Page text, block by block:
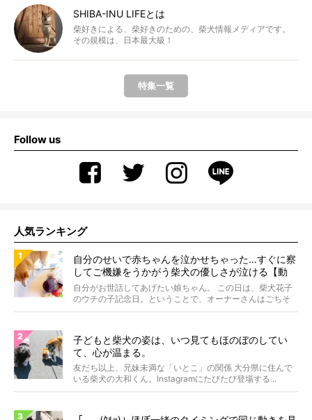
SHIBA-INU LIFEとは
柴好きによる、柴好きのための、柴犬情報メディアです。
その規模は、日本最大級！
特集一覧
Follow us
人気ランキング
自分のせいで赤ちゃんを泣かせちゃった…すぐに察
してご機嫌をうかがう柴犬の優しさが泣ける【動
画】
自分がお世話してあげたい娘ちゃん。 この日は、柴犬花子
のウチの子記念日。ということで、オーナーさんはごちそ
うを...
子どもと柴犬の姿は、いつ見てもほのぼのしてい
て、心が温まる。
友だち以上、兄妹未満な「いとこ」の関係 大分県に住んで
いる柴犬の大和くん。Instagramにたびたび登場する...